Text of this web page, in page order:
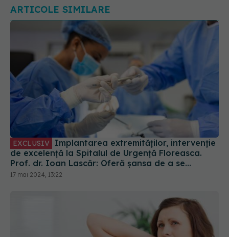
EXCLUSIV Implantarea extremităților, intervenție
de excelență la Spitalul de Urgență Floreasca.
Prof. dr. Ioan Lascăr: Oferă șansa de a se
recupera aproape 100%
17 mai 2024, 13:22